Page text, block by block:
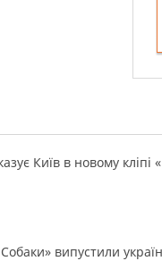
Київ в новому кліпі
випустили